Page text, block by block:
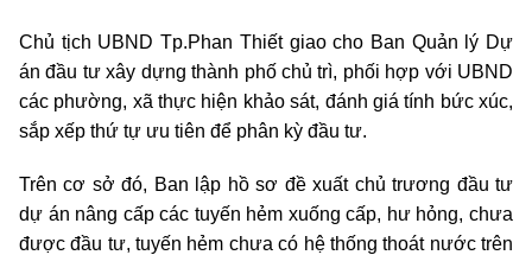
Chủ tịch UBND Tp.Phan Thiết giao cho Ban Quản lý Dự
án đầu tư xây dựng thành phố chủ trì, phối hợp với UBND
các phường, xã thực hiện khảo sát, đánh giá tính bức xúc,
sắp xếp thứ tự ưu tiên để phân kỳ đầu tư.
Trên cơ sở đó, Ban lập hồ sơ đề xuất chủ trương đầu tư
dự án nâng cấp các tuyến hẻm xuống cấp, hư hỏng, chưa
được đầu tư, tuyến hẻm chưa có hệ thống thoát nước trên